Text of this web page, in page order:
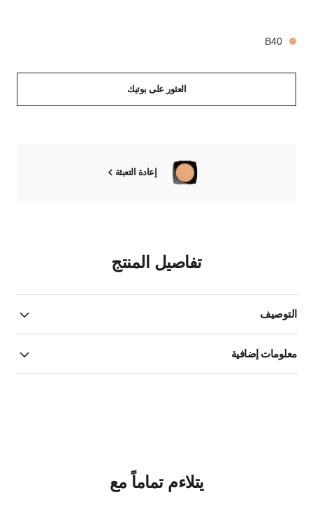
B40
العثور على بوتيك
إعادة التعبئة
تفاصيل المنتج
التوصيف
معلومات إضافية
يتلاءم تماماً مع